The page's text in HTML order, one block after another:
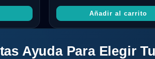
Añadir al carrito
Ayuda Para Elegir